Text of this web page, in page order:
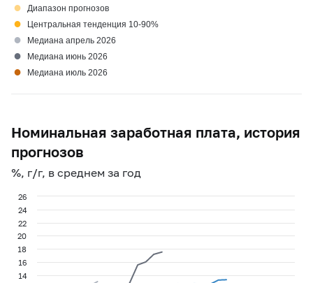
Номинальная заработная плата, история
прогнозов
%, г/г, в среднем за год
● Диапазон прогнозов
● Центральная тенденция 10-90%
● Медиана апрель 2026
● Медиана июнь 2026
● Медиана июль 2026
14
16
18
20
22
24
26